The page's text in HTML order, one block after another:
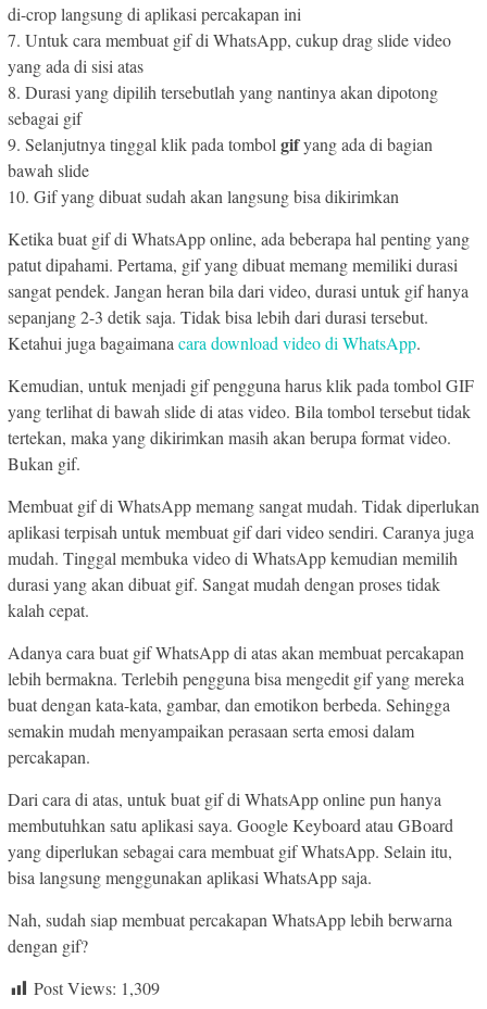
di-crop langsung di aplikasi percakapan ini
7. Untuk cara membuat gif di WhatsApp, cukup drag slide video
yang ada di sisi atas
8. Durasi yang dipilih tersebutlah yang nantinya akan dipotong
sebagai gif
9. Selanjutnya tinggal klik pada tombol gifyang ada di bagian
bawah slide
10. Gif yang dibuat sudah akan langsung bisa dikirimkan
Ketika buat gif di WhatsApp online, ada beberapa hal penting yang
patut dipahami. Pertama, gif yang dibuat memang memiliki durasi
sangat pendek. Jangan heran bila dari video, durasi untuk gif hanya
sepanjang 2-3 detik saja. Tidak bisa lebih dari durasi tersebut.
Ketahui juga bagaimana cara download video di WhatsApp.
Kemudian, untuk menjadi gif pengguna harus klik pada tombol GIF
yang terlihat di bawah slide di atas video. Bila tombol tersebut tidak
tertekan, maka yang dikirimkan masih akan berupa format video.
Bukan gif.
Membuat gif di WhatsApp memang sangat mudah. Tidak diperlukan
aplikasi terpisah untuk membuat gif dari video sendiri. Caranya juga
mudah. Tinggal membuka video di WhatsApp kemudian memilih
durasi yang akan dibuat gif. Sangat mudah dengan proses tidak
kalah cepat.
Adanya cara buat gif WhatsApp di atas akan membuat percakapan
lebih bermakna. Terlebih pengguna bisa mengedit gif yang mereka
buat dengan kata-kata, gambar, dan emotikon berbeda. Sehingga
semakin mudah menyampaikan perasaan serta emosi dalam
percakapan.
Dari cara di atas, untuk buat gif di WhatsApp online pun hanya
membutuhkan satu aplikasi saya. Google Keyboard atau GBoard
yang diperlukan sebagai cara membuat gif WhatsApp. Selain itu,
bisa langsung menggunakan aplikasi WhatsApp saja.
Nah, sudah siap membuat percakapan WhatsApp lebih berwarna
dengan gif?
Post Views: 1,309